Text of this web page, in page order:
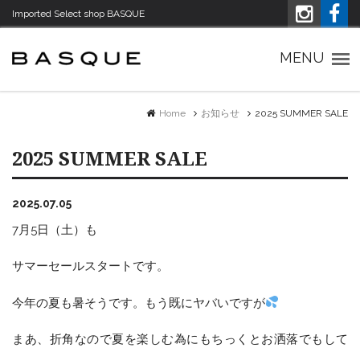
Imported Select shop BASQUE
MENU
Home お知らせ 2025 SUMMER SALE
2025 SUMMER SALE
2025.07.05
7月5日（土）も
サマーセールスタートです。
今年の夏も暑そうです。もう既にヤバいですが
まあ、折角なので夏を楽しむ為にもちっくとお洒落でもして